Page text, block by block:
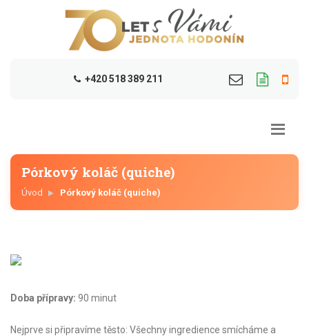
+420 518 389 211
Pórkový koláč (quiche)
Úvod Pórkový koláč (quiche)
Doba přípravy: 90 minut
Nejprve si připravíme těsto: Všechny ingredience smícháme a